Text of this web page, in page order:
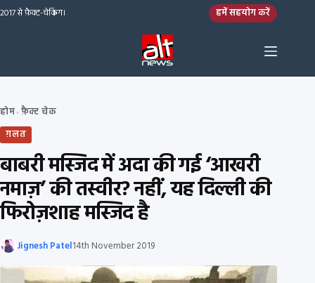
Skip to content
2017 से फ़ैक्ट-चेकिंग। हमें सहयोग करें
होम› फ़ैक्ट चेक
ग़लत
बाबरी मस्जिद में अदा की गई ‘आखरी
नमाज़’ की तस्वीर? नहीं, यह दिल्ली की
फिरोज़शाह मस्जिद है
Jignesh Patel14th November 2019